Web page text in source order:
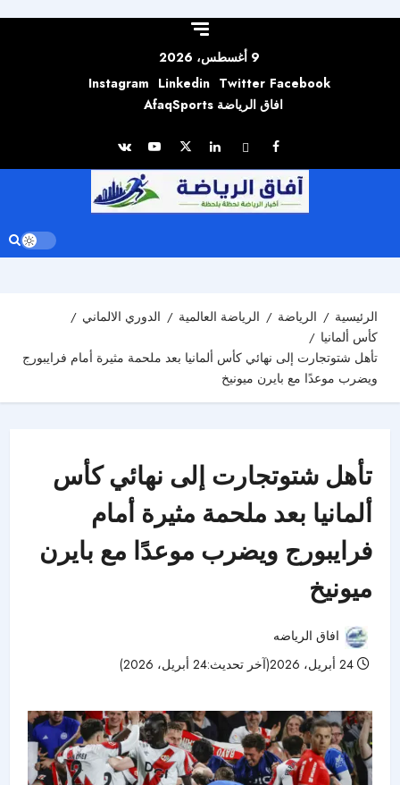
9 أغسطس، 2026
Facebook
Twitter
Linkedin
Instagram
افاق الرياضة AfaqSports
الرئيسية الرياضة الرياضة العالمية
الدوري الالماني
كأس ألمانيا
تأهل شتوتجارت إلى نهائي كأس ألمانيا بعد ملحمة مثيرة أمام فرايبورج
ويضرب موعدًا مع بايرن ميونيخ
تأهل شتوتجارت إلى نهائي كأس
ألمانيا بعد ملحمة مثيرة أمام
فرايبورج ويضرب موعدًا مع بايرن
ميونيخ
افاق الرياضه
24 أبريل، 2026(آخر تحديث:24 أبريل، 2026)